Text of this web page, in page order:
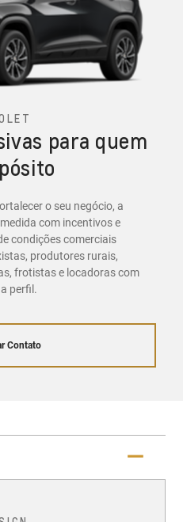
para quem
o seu negócio, a
com incentivos e
condições comerciais
produtores rurais,
frotistas e locadoras com
perfil.
Contato